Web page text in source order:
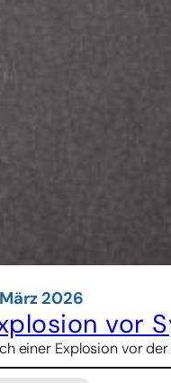
2026
vor
einer Explosion vor